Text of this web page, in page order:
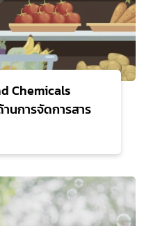
Chemicals
นการจัดการสาร